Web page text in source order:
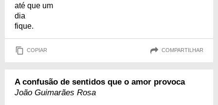
até que um
dia
fique.
COPIAR COMPARTILHAR
A confusão de sentidos que o amor provoca
João Guimarães Rosa